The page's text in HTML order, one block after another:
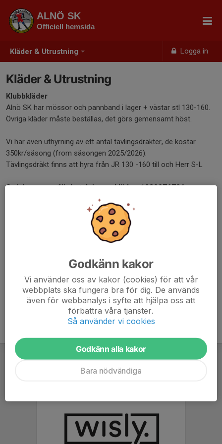
Kläder & Utrustning Logga in
ALNÖ SK
Officiell hemsida
Kläder & Utrustning
Klubbkläder
Alnö SK har mössor och pannband i lager + västar stl 130-160.
Övriga kläder måste beställas, det görs gemensamt höst.
Vi har även uthyrning av ett antal tävlingsdräkter, de kostar
350kr/säsong (from säsongen 2025/2026).
Tävlingsdräkt finns att hyra från JR 130 -160 till och Herr S-L
Swishnummer för betalning av kläder: 1230076786
Du kan läsa mer om våra kläder här:
Vid frågor kontakta klädansvarig Linda Nilsson, 070-2406902,
lindanilsson1977@gmail.com
Godkänn kakor
Vi använder oss av kakor (cookies) för att vår
webbplats ska fungera bra för dig. De används
även för webbanalys i syfte att hjälpa oss att
förbättra våra tjänster.
Så använder vi cookies
Godkänn alla kakor
Bara nödvändiga